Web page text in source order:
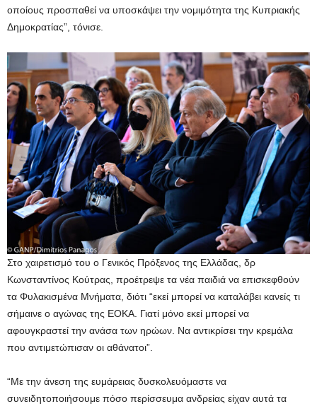
οποίους προσπαθεί να υποσκάψει την νομιμότητα της Κυπριακής
Δημοκρατίας”, τόνισε.
Στο χαιρετισμό του ο Γενικός Πρόξενος της Ελλάδας, δρ
Κωνσταντίνος Κούτρας, προέτρεψε τα νέα παιδιά να επισκεφθούν
τα Φυλακισμένα Μνήματα, διότι “εκεί μπορεί να καταλάβει κανείς τι
σήμαινε ο αγώνας της ΕΟΚΑ. Γιατί μόνο εκεί μπορεί να
αφουγκραστεί την ανάσα των ηρώων. Να αντικρίσει την κρεμάλα
που αντιμετώπισαν οι αθάνατοι”.
“Με την άνεση της ευμάρειας δυσκολευόμαστε να
συνειδητοποιήσουμε πόσο περίσσευμα ανδρείας είχαν αυτά τα